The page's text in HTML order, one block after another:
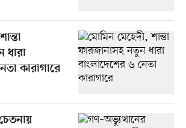
ধারা
কারাগারে